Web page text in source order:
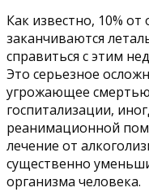
Как известно, 10%
заканчиваются
справиться с этим
Это серьезное
угрожающее
госпитализации,
реанимационной
лечение от
существенно
организма человека.